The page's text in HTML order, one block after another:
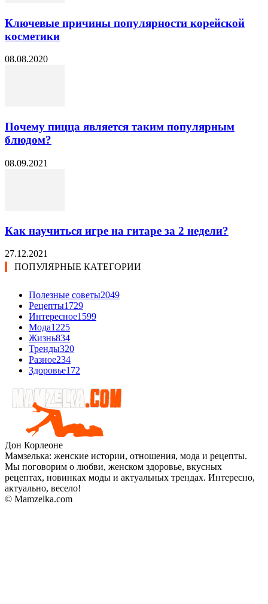
Ключевые причины популярности корейской
косметики
08.08.2020
Почему пицца является таким популярным
блюдом?
08.09.2021
Как научиться игре на гитаре за 2 недели?
27.12.2021
ПОПУЛЯРНЫЕ КАТЕГОРИИ
Полезные советы2049
Рецепты1729
Интересное1599
Мода1225
Жизнь834
Тренды320
Разное234
Здоровье172
Дон Корлеоне
Мамзелька: женские истории, отношения, мода и рецепты.
Мы поговорим о любви, женском здоровье, вкусных
рецептах, новинках моды и актуальных трендах. Интересно,
актуально, весело!
© Mamzelka.com